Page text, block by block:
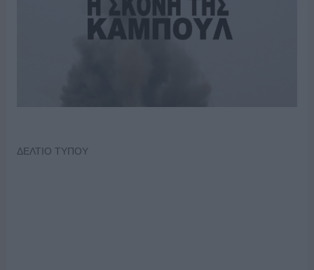
ΔΕΛΤΙΟ ΤΥΠΟΥ